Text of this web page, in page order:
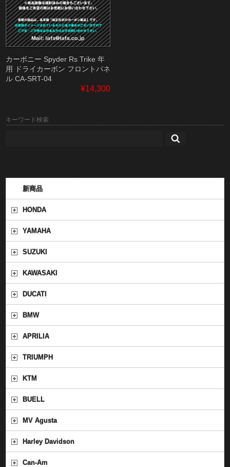
カーボニー Spyder Rs Trike 年
用 ドライカーボン フロントパネ
ル CA-SRT-04
¥14,300
キーワード検索
新商品
HONDA
YAMAHA
SUZUKI
KAWASAKI
DUCATI
BMW
APRILIA
TRIUMPH
KTM
BUELL
MV Agusta
Harley Davidson
Can-Am